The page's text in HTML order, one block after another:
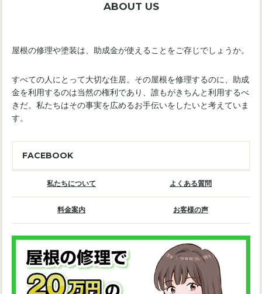
ABOUT US
屋根の修理や塗装は、助成金が使えることをご存じでしょうか。
すべての人にとって大切な住居。その屋根を修理するのに、助成
金を利用するのは当然の権利であり、誰もがきちんと利用するべ
きだ。私たちはその事実を広めるお手伝いをしたいと考えていま
す。
FACEBOOK
私たちについて よくある質問
料金案内 お客様の声